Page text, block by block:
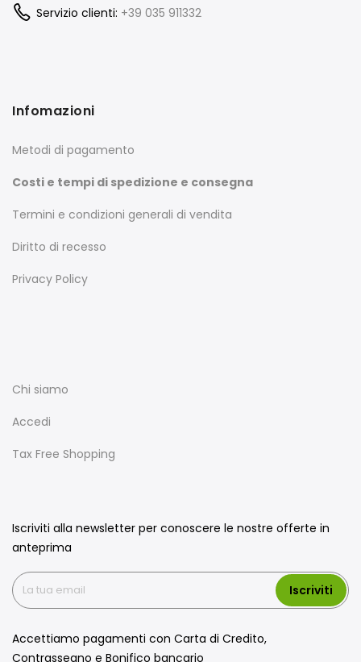
Servizio clienti: +39 035 911332
Infomazioni
Metodi di pagamento
Costi e tempi di spedizione e consegna
Termini e condizioni generali di vendita
Diritto di recesso
Privacy Policy
Chi siamo
Accedi
Tax Free Shopping
Iscriviti alla newsletter per conoscere le nostre offerte in
anteprima
Iscriviti
Accettiamo pagamenti con Carta di Credito,
Contrassegno e Bonifico bancario